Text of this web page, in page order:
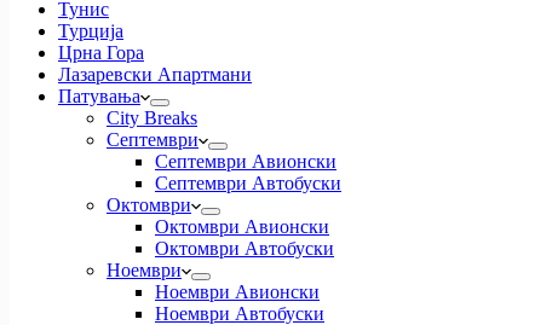
Тунис
Турција
Црна Гора
Лазаревски Апартмани
Патувања
City Breaks
Септември
Септември Авионски
Септември Автобуски
Октомври
Октомври Авионски
Октомври Автобуски
Ноември
Ноември Авионски
Ноември Автобуски